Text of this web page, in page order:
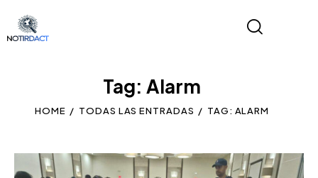
Tag: Alarm
HOME TODAS LAS ENTRADAS TAG: ALARM